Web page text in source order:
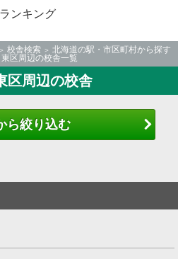
ンキング
校舎検索
北海道の駅・市区町村から探す
区周辺の校舎一覧
区周辺の校舎
ら絞り込む